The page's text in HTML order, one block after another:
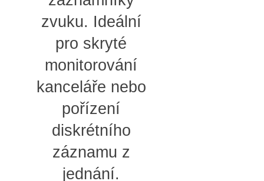
zvuku. Ideální
pro skryté
monitorování
kanceláře nebo
pořízení
diskrétního
záznamu z
jednání.